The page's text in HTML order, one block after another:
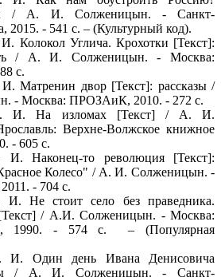
/ А. И. Солженицын. - Санкт-
2015. - 541 с. – (Культурный код).
Колокол Углича. Крохотки [Текст]:
/ А. И. Солженицын. - Москва:
с.
Матренин двор [Текст]: рассказы /
- Москва: ПРОЗАиК, 2010. - 272 с.
И. На изломах [Текст] / А. И.
Верхне-Волжское книжное
- 605 с.
Наконец-то революция [Текст]:
Колесо" / А. И. Солженицын. -
- 704 с.
Не стоит село без праведника.
/ А.И. Солженицын. - Москва:
1990. - 574 с. – (Популярная
И. Один день Ивана Денисовича
/ А. И. Солженицын. - Санкт-